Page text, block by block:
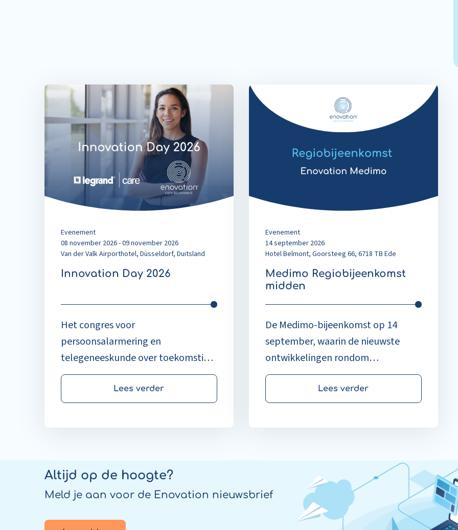
Evenement
08 november 2026 - 09 november 2026
Van der Valk Airporthotel, Düsseldorf, Duitsland
Innovation Day 2026
Het congres voor
persoonsalarmering en
telegeneeskunde over toekomstige
trends en innovaties.
Lees verder
Read
about
Innovation
2026
Evenement
14 september 2026
Hotel Belmont, Goorsteeg 66, 6718 TB Ede
Medimo Regiobijeenkomst
midden
De Medimo-bijeenkomst op 14
september, waarin de nieuwste
ontwikkelingen rondom
Medicatieproces 9.0,
voorraadbeheer en de toekomst
van Medimo centraal staan.
Lees verder
Read
more
Altijd op de hoogte?
Meld je aan voor de Enovation nieuwsbrief